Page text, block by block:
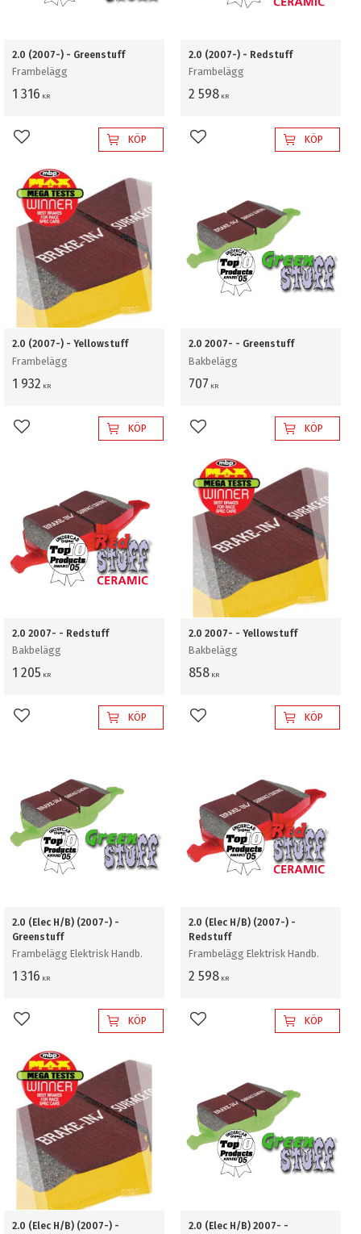
2.0 (2007-) - Greenstuff
Frambelägg
1 316 KR
Lägg till i favoriterKÖP
2.0 (2007-) - Redstuff
Frambelägg
2 598 KR
Lägg till i favoriterKÖP
2.0 (2007-) - Yellowstuff
Frambelägg
1 932 KR
Lägg till i favoriterKÖP
2.0 2007- - Greenstuff
Bakbelägg
707 KR
Lägg till i favoriterKÖP
2.0 2007- - Redstuff
Bakbelägg
1 205 KR
Lägg till i favoriterKÖP
2.0 2007- - Yellowstuff
Bakbelägg
858 KR
Lägg till i favoriterKÖP
2.0 (Elec H/B) (2007-) -
Greenstuff
Frambelägg Elektrisk Handb.
1 316 KR
Lägg till i favoriterKÖP
2.0 (Elec H/B) (2007-) -
Redstuff
Frambelägg Elektrisk Handb.
2 598 KR
Lägg till i favoriterKÖP
2.0 (Elec H/B) (2007-) -
2.0 (Elec H/B) 2007- -